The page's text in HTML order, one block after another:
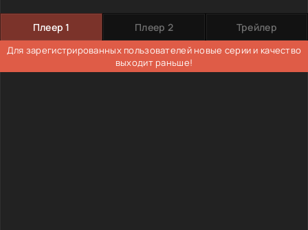
Плеер 1 Плеер 2 Трейлер
Для зарегистрированных пользователей новые серии и качество
выходит раньше!